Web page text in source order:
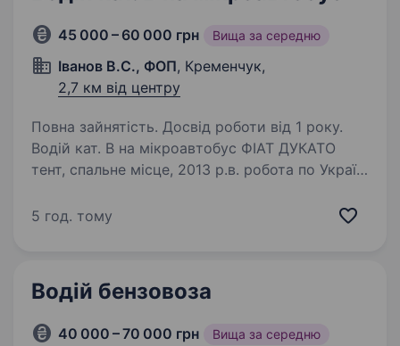
45 000 – 60 000 грн Вища за середню
Іванов В.С., ФОП, Кременчук,
2,7 км від центру
Повна зайнятість. Досвід роботи від 1 року.
Водій кат. В на мікроавтобус ФІАТ ДУКАТО
тент, спальне місце, 2013 р.в. робота по Україні
місяць ± 10000 км
5 год. тому
Водій бензовоза
40 000 – 70 000 грн Вища за середню